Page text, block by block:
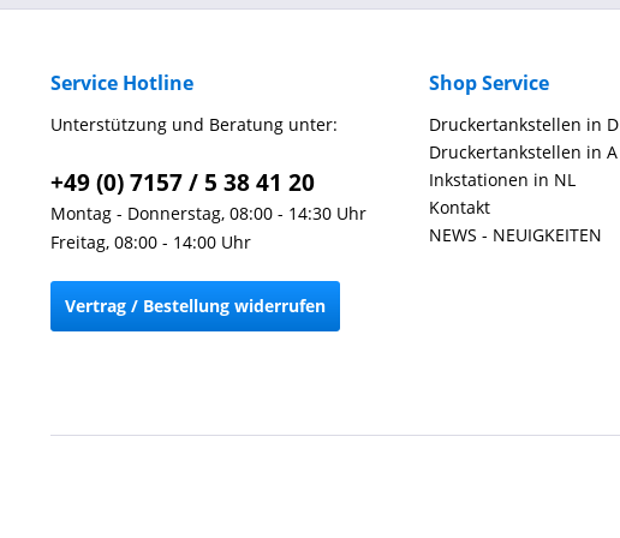
Service Hotline
Unterstützung und Beratung unter:
+49 (0) 7157 / 5 38 41 20
Montag - Donnerstag, 08:00 - 14:30 Uhr
Freitag, 08:00 - 14:00 Uhr
Vertrag / Bestellung widerrufen
Shop Service
Druckertankstellen in D
Druckertankstellen in A
Inkstationen in NL
Kontakt
NEWS - NEUIGKEITEN